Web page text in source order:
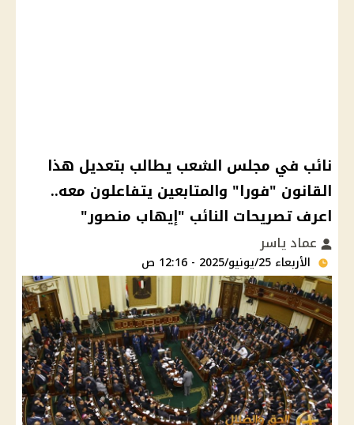
نائب في مجلس الشعب يطالب بتعديل هذا
القانون "فورا" والمتابعين يتفاعلون معه..
اعرف تصريحات النائب "إيهاب منصور"
عماد ياسر
الأربعاء 25/يونيو/2025 - 12:16 ص